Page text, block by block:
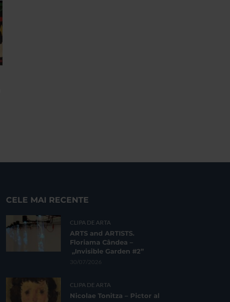
CELE MAI RECENTE
CLIPA DE ARTA
ARTS and ARTISTS.
Floriama Cândea –
„Invisible Garden #2”
30/07/2026
CLIPA DE ARTA
Nicolae Tonitza – Pictor al